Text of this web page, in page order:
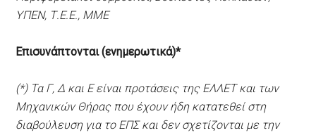
ΥΠΕΝ, Τ.Ε.Ε., ΜΜΕ
Επισυνάπτονται (ενημερωτικά)*
(*) Τα Γ, Δ και Ε είναι προτάσεις της ΕΛΛΕΤ και των
Μηχανικών Θήρας που έχουν ήδη κατατεθεί στη
διαβούλευση για το ΕΠΣ και δεν σχετίζονται με την